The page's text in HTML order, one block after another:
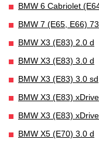
BMW 6 Cabriolet
BMW 7 (E65, E66)
BMW X3 (E83) 2.0 d
BMW X3 (E83) 3.0 d
BMW X3 (E83) 3.0 sd
BMW X3 (E83)
BMW X3 (E83)
BMW X5 (E70) 3.0 d